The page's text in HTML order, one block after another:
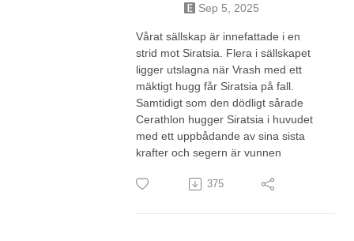
Sep 5, 2025
Vårat sällskap är innefattade i en
strid mot Siratsia. Flera i sällskapet
ligger utslagna när Vrash med ett
mäktigt hugg får Siratsia på fall.
Samtidigt som den dödligt sårade
Cerathlon hugger Siratsia i huvudet
med ett uppbådande av sina sista
krafter och segern är vunnen
375